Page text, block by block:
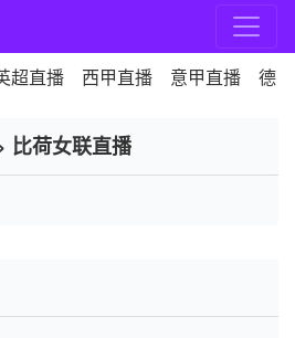
超直播 西甲直播 意甲直播 德
比荷女联直播